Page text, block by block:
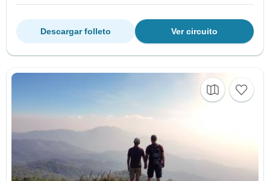
Ver circuito
Descargar folleto